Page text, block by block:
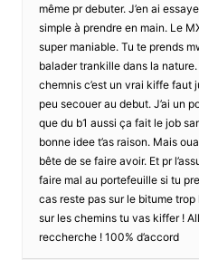
même pr debuter. J’en ai
simple à prendre en main. Le
super maniable. Tu te prends
balader trankille dans la
chemnis c’est un vrai kiffe faut
peu secouer au debut. J’ai un
que du b1 aussi ça fait le job
bonne idee t’as raison. Mais
bête de se faire avoir. Et pr
faire mal au portefeuille si tu
cas reste pas sur le bitume
sur les chemins tu vas kiffer !
reccherche ! 100% d’accord